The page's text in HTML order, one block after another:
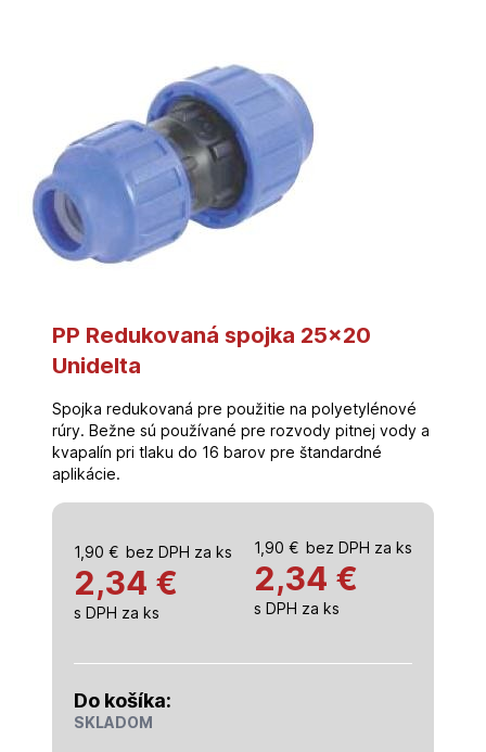
PP Redukovaná spojka 25×20
Unidelta
Spojka redukovaná pre použitie na polyetylénové
rúry. Bežne sú používané pre rozvody pitnej vody a
kvapalín pri tlaku do 16 barov pre štandardné
aplikácie.
1,90 € bez DPH za ks
2,34 €
s DPH za ks
1,90 € bez DPH za ks
2,34 €
s DPH za ks
Do košíka:
SKLADOM